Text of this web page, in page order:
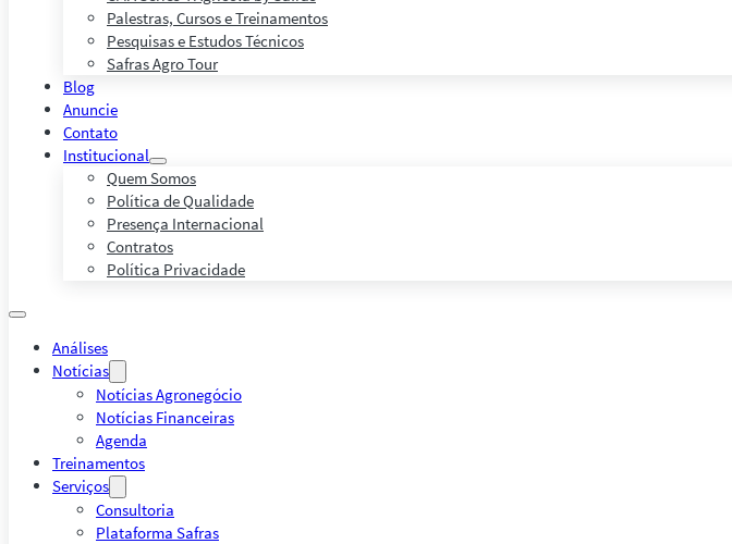
Palestras, Cursos e Treinamentos
Pesquisas e Estudos Técnicos
Safras Agro Tour
Blog
Anuncie
Contato
Institucional
Quem Somos
Política de Qualidade
Presença Internacional
Contratos
Política Privacidade
Análises
Notícias
Notícias Agronegócio
Notícias Financeiras
Agenda
Treinamentos
Serviços
Consultoria
Plataforma Safras